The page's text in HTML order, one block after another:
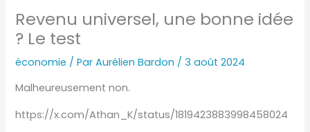
Revenu universel, une bonne idée
? Le test
économie / ParAurélien Bardon / 3 août 2024
Malheureusement non.
https://x.com/Athan_K/status/1819423883998458024